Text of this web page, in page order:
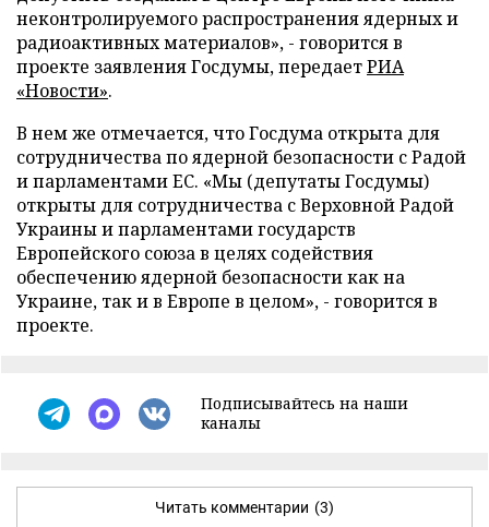
неконтролируемого распространения ядерных и
радиоактивных материалов», - говорится в
проекте заявления Госдумы, передаетРИА
«Новости».
В нем же отмечается, что Госдума открыта для
сотрудничества по ядерной безопасности с Радой
и парламентами ЕС. «Мы (депутаты Госдумы)
открыты для сотрудничества с Верховной Радой
Украины и парламентами государств
Европейского союза в целях содействия
обеспечению ядерной безопасности как на
Украине, так и в Европе в целом», - говорится в
проекте.
Подписывайтесь на наши
каналы
Читать комментарии (3)